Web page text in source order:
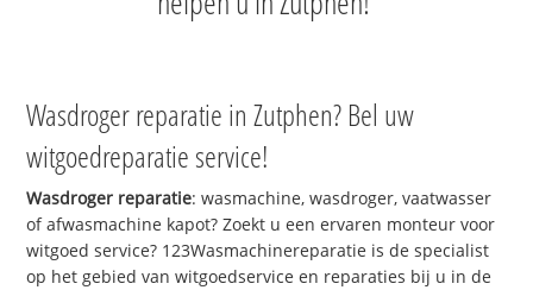
Wasdroger reparatie in Zutphen? Bel uw
witgoedreparatie service!
Wasdroger reparatie: wasmachine, wasdroger, vaatwasser
of afwasmachine kapot? Zoekt u een ervaren monteur voor
witgoed service? 123Wasmachinereparatie is de specialist
op het gebied van witgoedservice en reparaties bij u in de